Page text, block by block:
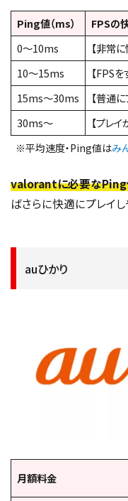
Ping値（ms）
FPSの
0～10ms
【非常
10～15ms
【FPS
15ms～30ms
【普通
30ms～
【プレ
※平均速度・Ping値はみ
valorantに必要なPing
ばさらに快適にプレイし
auひかり
月額料金